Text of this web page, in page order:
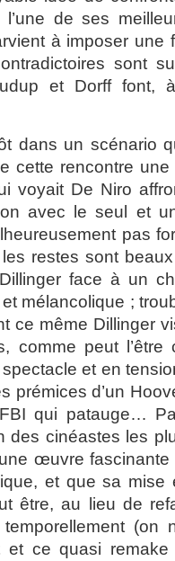
de ses
à imposer une
sont
et Dorff font,
dans un scénario
cette rencontre une
voyait De Niro
avec le seul et
pas
restes sont
face à un
mélancolique ;
ce même Dillinger
comme peut l’être
et en
prémices d’un
qui patauge…
des cinéastes les
œuvre fascinante
et que sa
être, au lieu de
(on
et ce quasi